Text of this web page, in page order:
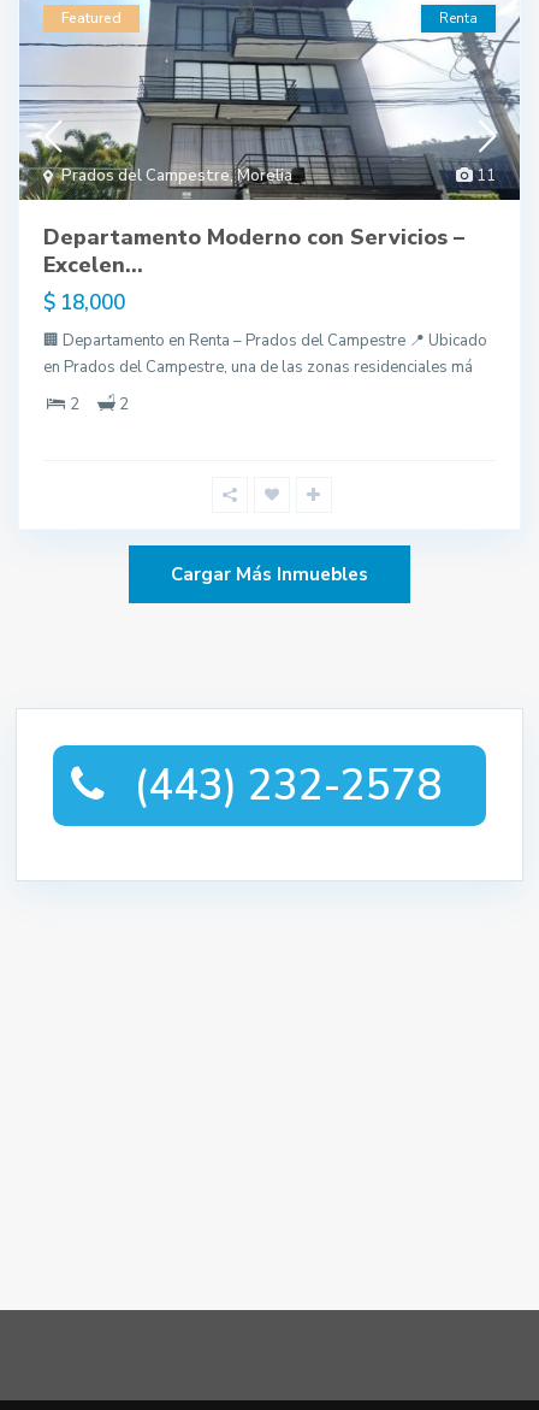
11
Prados del Campestre,Morelia
Featured Renta
Departamento Moderno con Servicios –
Excelen...
$ 18,000
🏢 Departamento en Renta – Prados del Campestre 📍 Ubicado
en Prados del Campestre, una de las zonas residenciales má
2
2
Cargar Más Inmuebles
(443) 232-2578